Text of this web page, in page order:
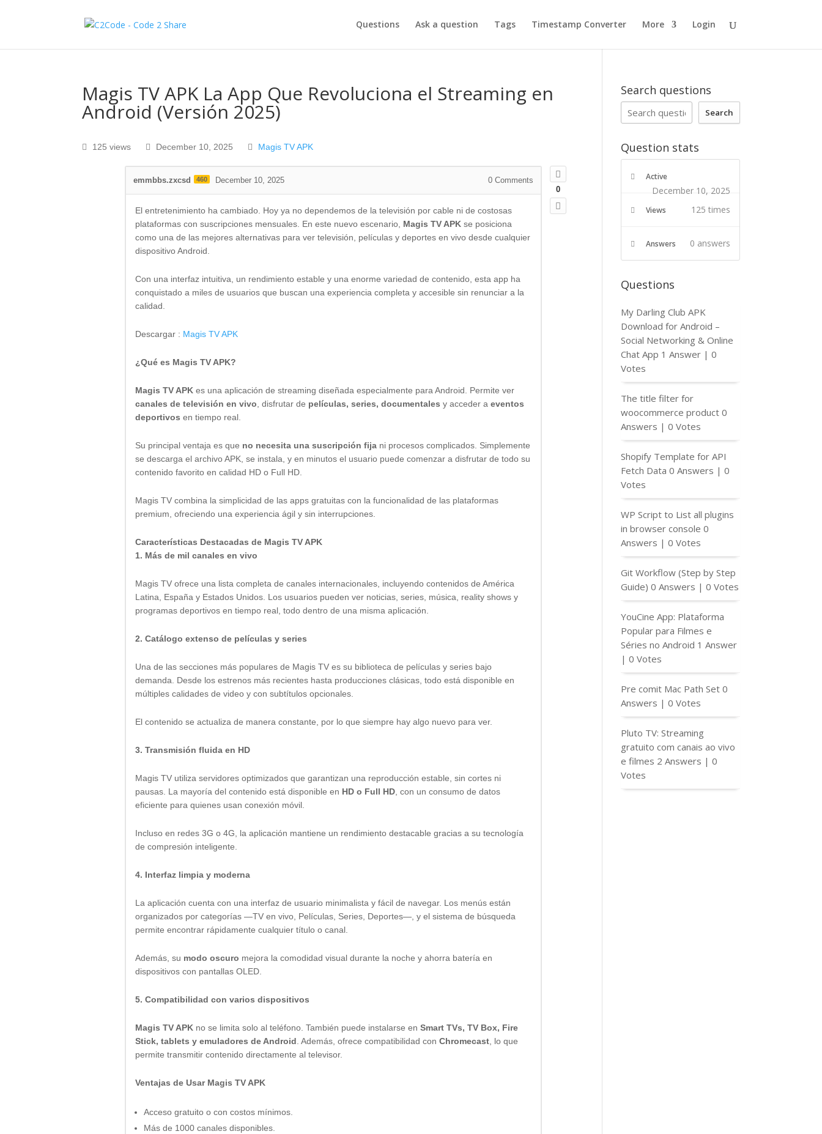
Questions Ask a question Tags Timestamp Converter More Login
Magis TV APK La App Que Revoluciona el Streaming en
Android (Versión 2025)
125 views December 10, 2025 Magis TV APK
0
emmbbs.zxcsd 460 December 10, 2025 0 Comments
El entretenimiento ha cambiado. Hoy ya no dependemos de la televisión por cable ni de costosas
plataformas con suscripciones mensuales. En este nuevo escenario, Magis TV APK se posiciona
como una de las mejores alternativas para ver televisión, películas y deportes en vivo desde cualquier
dispositivo Android.
Con una interfaz intuitiva, un rendimiento estable y una enorme variedad de contenido, esta app ha
conquistado a miles de usuarios que buscan una experiencia completa y accesible sin renunciar a la
calidad.
Descargar : Magis TV APK
¿Qué es Magis TV APK?
Magis TV APK es una aplicación de streaming diseñada especialmente para Android. Permite ver
canales de televisión en vivo, disfrutar de películas, series, documentales y acceder aeventos
deportivos en tiempo real.
Su principal ventaja es que no necesita una suscripción fija ni procesos complicados. Simplemente
se descarga el archivo APK, se instala, y en minutos el usuario puede comenzar a disfrutar de todo su
contenido favorito en calidad HD o Full HD.
Magis TV combina la simplicidad de las apps gratuitas con la funcionalidad de las plataformas
premium, ofreciendo una experiencia ágil y sin interrupciones.
Características Destacadas de Magis TV APK
1. Más de mil canales en vivo
Magis TV ofrece una lista completa de canales internacionales, incluyendo contenidos de América
Latina, España y Estados Unidos. Los usuarios pueden ver noticias, series, música, reality shows y
programas deportivos en tiempo real, todo dentro de una misma aplicación.
2. Catálogo extenso de películas y series
Una de las secciones más populares de Magis TV es su biblioteca de películas y series bajo
demanda. Desde los estrenos más recientes hasta producciones clásicas, todo está disponible en
múltiples calidades de video y con subtítulos opcionales.
El contenido se actualiza de manera constante, por lo que siempre hay algo nuevo para ver.
3. Transmisión fluida en HD
Magis TV utiliza servidores optimizados que garantizan una reproducción estable, sin cortes ni
pausas. La mayoría del contenido está disponible en HD o Full HD, con un consumo de datos
eficiente para quienes usan conexión móvil.
Incluso en redes 3G o 4G, la aplicación mantiene un rendimiento destacable gracias a su tecnología
de compresión inteligente.
4. Interfaz limpia y moderna
La aplicación cuenta con una interfaz de usuario minimalista y fácil de navegar. Los menús están
organizados por categorías —TV en vivo, Películas, Series, Deportes—, y el sistema de búsqueda
permite encontrar rápidamente cualquier título o canal.
Además, su modo oscuro mejora la comodidad visual durante la noche y ahorra batería en
dispositivos con pantallas OLED.
5. Compatibilidad con varios dispositivos
Magis TV APK no se limita solo al teléfono. También puede instalarse enSmart TVs, TV Box, Fire
Stick, tablets y emuladores de Android. Además, ofrece compatibilidad conChromecast, lo que
permite transmitir contenido directamente al televisor.
Ventajas de Usar Magis TV APK
Acceso gratuito o con costos mínimos.
Más de 1000 canales disponibles.
Search questions
Search
Question stats
Active
December 10, 2025
Views 125 times
Answers 0 answers
Questions
My Darling Club APK
Download for Android –
Social Networking & Online
Chat App 1 Answer |0
Votes
The title filter for
woocommerce product 0
Answers |0 Votes
Shopify Template for API
Fetch Data 0 Answers |0
Votes
WP Script to List all plugins
in browser console 0
Answers |0 Votes
Git Workflow (Step by Step
Guide) 0 Answers |0 Votes
YouCine App: Plataforma
Popular para Filmes e
Séries no Android 1 Answer
|0 Votes
Pre comit Mac Path Set 0
Answers |0 Votes
Pluto TV: Streaming
gratuito com canais ao vivo
e filmes 2 Answers |0
Votes